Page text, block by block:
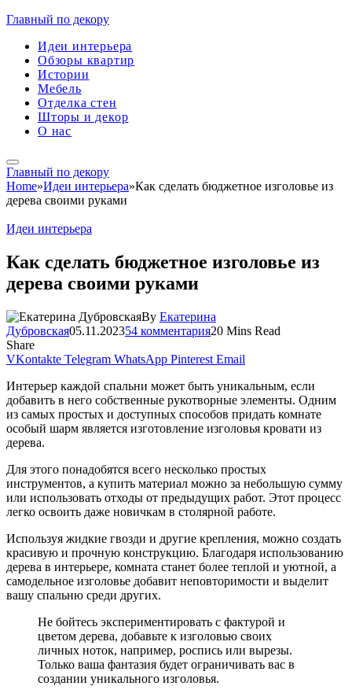
Главный по декору
Идеи интерьера
Обзоры квартир
Истории
Мебель
Отделка стен
Шторы и декор
О нас
Главный по декору
Home»Идеи интерьера»Как сделать бюджетное изголовье из
дерева своими руками
Идеи интерьера
Как сделать бюджетное изголовье из
дерева своими руками
By Екатерина
Дубровская05.11.202354 комментария20 Mins Read
Share
VKontakte Telegram WhatsApp Pinterest Email
Интерьер каждой спальни может быть уникальным, если
добавить в него собственные рукотворные элементы. Одним
из самых простых и доступных способов придать комнате
особый шарм является изготовление изголовья кровати из
дерева.
Для этого понадобятся всего несколько простых
инструментов, а купить материал можно за небольшую сумму
или использовать отходы от предыдущих работ. Этот процесс
легко освоить даже новичкам в столярной работе.
Используя жидкие гвозди и другие крепления, можно создать
красивую и прочную конструкцию. Благодаря использованию
дерева в интерьере, комната станет более теплой и уютной, а
самодельное изголовье добавит неповторимости и выделит
вашу спальню среди других.
Не бойтесь экспериментировать с фактурой и
цветом дерева, добавьте к изголовью своих
личных ноток, например, роспись или вырезы.
Только ваша фантазия будет ограничивать вас в
создании уникального изголовья.